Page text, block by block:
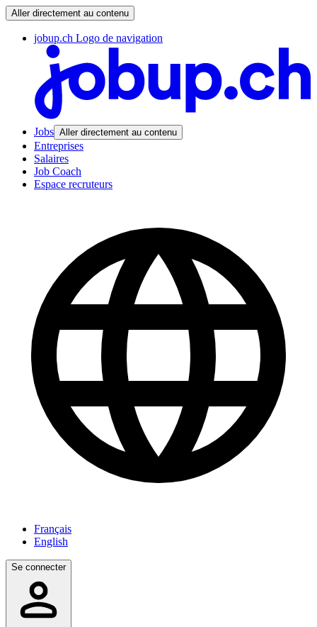
Aller directement au contenu
jobup.ch Logo de navigation
Jobs Aller directement au contenu
Entreprises
Salaires
Job Coach
Espace recruteurs
Français
English
Se connecter